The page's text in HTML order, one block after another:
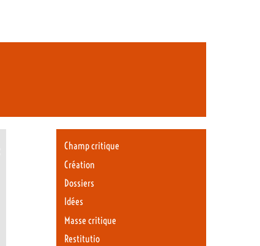
Champ critique
Création
Dossiers
Idées
Masse critique
Restitutio